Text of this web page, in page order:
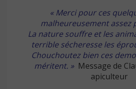
« Merci pour ces
malheureusement assez
La nature souffre et les
terrible sécheresse les
Chouchoutez bien ces
méritent. » Message de
apiculteur